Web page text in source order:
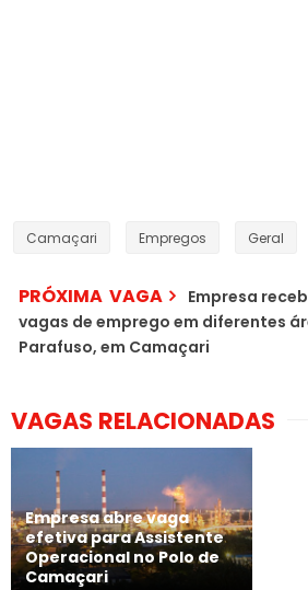
Camaçari Empregos Geral
PRÓXIMA VAGA
Empresa
vagas de emprego em diferentes
Parafuso, em Camaçari
VAGAS RELACIONADAS
Empresa abre vaga
efetiva para Assistente
Operacional no Polo de
Camaçari